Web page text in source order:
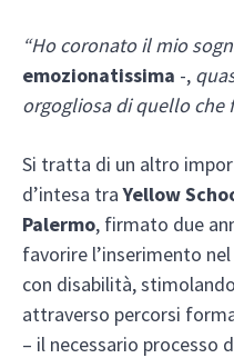
“Ho coronato il mio
emozionatissima -,
orgogliosa di quello che
Si tratta di un altro
d’intesa traYellow
Palermo, firmato due
favorire l’inserimento
con disabilità,
attraverso percorsi
– il necessario processo